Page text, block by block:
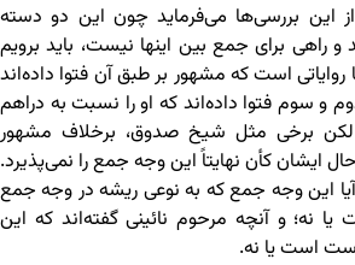
این بررسی‌ها می‌فرماید چون این دو دسته
راهی برای جمع بین اینها نیست، باید برویم
است که مشهور بر طبق آن فتوا داده‌اند
و سوم فتوا داده‌اند که او را نسبت به دراهم
لکن برخی مثل شیخ صدوق، برخلاف مشهور
ایشان کأن نهایتاً این وجه جمع را نمی‌پذیرد.
این وجه جمع که به نوعی ریشه در وجه جمع
یا نه؛ و آنچه مرحوم نائینی گفته‌اند که این
است یا نه.